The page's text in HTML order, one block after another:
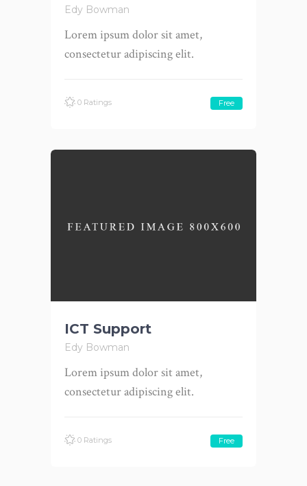
Edy Bowman
Lorem ipsum dolor sit amet,
consectetur adipiscing elit.
0 Ratings Free
ICT Support
Edy Bowman
Lorem ipsum dolor sit amet,
consectetur adipiscing elit.
0 Ratings Free